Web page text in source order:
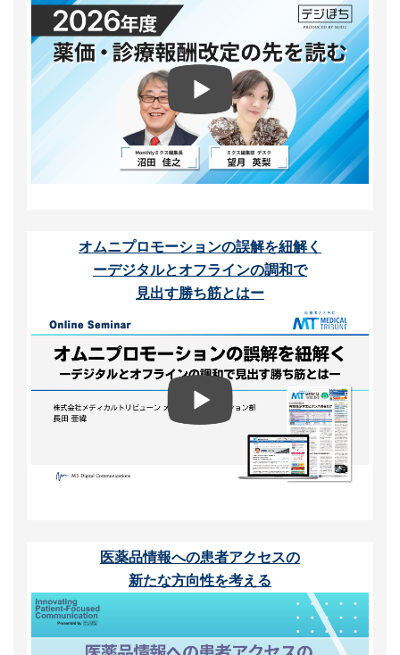
オムニプロモーションの誤解を紐解く
ーデジタルとオフラインの調和で
見出す勝ち筋とはー
医薬品情報への患者アクセスの
新たな方向性を考える